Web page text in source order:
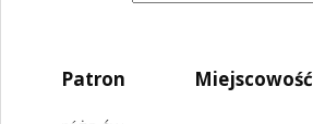
Patron Miejscowość